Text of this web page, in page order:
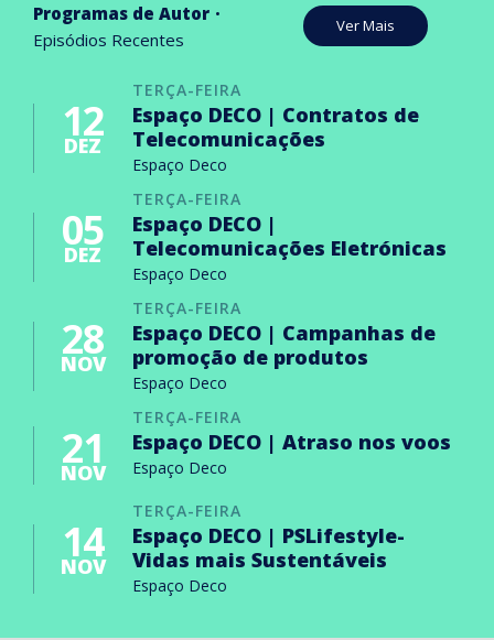
Programas de Autor
Episódios Recentes
Ver Mais
TERÇA-FEIRA
12
DEZ
Espaço DECO | Contratos de
Telecomunicações
Espaço Deco
TERÇA-FEIRA
05
DEZ
Espaço DECO |
Telecomunicações Eletrónicas
Espaço Deco
TERÇA-FEIRA
28
NOV
Espaço DECO | Campanhas de
promoção de produtos
Espaço Deco
TERÇA-FEIRA
21
NOV
Espaço DECO | Atraso nos voos
Espaço Deco
TERÇA-FEIRA
14
NOV
Espaço DECO | PSLifestyle-
Vidas mais Sustentáveis
Espaço Deco